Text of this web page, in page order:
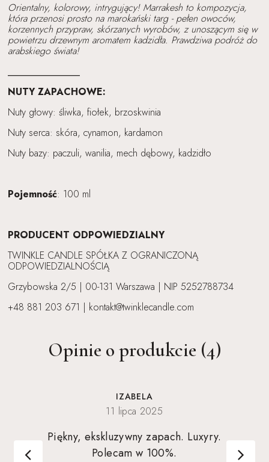
Orientalny, kolorowy, intrygujący! Marrakesh to kompozycja,
która przenosi prosto na marokański targ - pełen owoców,
korzennych przypraw, skórzanych wyrobów, z unoszącym się w
powietrzu drzewnym aromatem kadzidła. Prawdziwa podróż do
arabskiego świata!
NUTY ZAPACHOWE:
Nuty głowy: śliwka, fiołek, brzoskwinia
Nuty serca: skóra, cynamon, kardamon
Nuty bazy: paczuli, wanilia, mech dębowy, kadzidło
Pojemność: 100 ml
PRODUCENT ODPOWIEDZIALNY
TWINKLE CANDLE SPÓŁKA Z OGRANICZONĄ
ODPOWIEDZIALNOŚCIĄ
Grzybowska 2/5 | 00-131 Warszawa | NIP 5252788734
+48 881 203 671 | kontakt@twinklecandle.com
Opinie o produkcie (4)
IZABELA
11 lipca 2025
Piękny, ekskluzywny zapach. Luxyry.
Polecam w 100%.